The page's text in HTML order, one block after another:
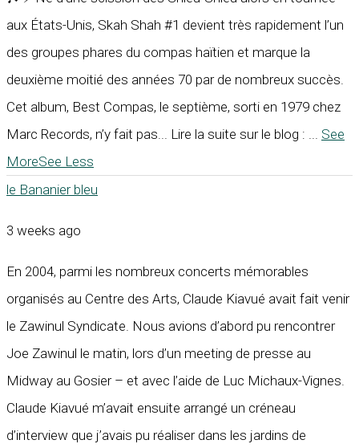
aux États-Unis, Skah Shah #1 devient très rapidement l’un
des groupes phares du compas haïtien et marque la
deuxième moitié des années 70 par de nombreux succès.
Cet album, Best Compas, le septième, sorti en 1979 chez
Marc Records, n’y fait pas... Lire la suite sur le blog : ... See
MoreSee Less
le Bananier bleu
3 weeks ago
En 2004, parmi les nombreux concerts mémorables
organisés au Centre des Arts, Claude Kiavué avait fait venir
le Zawinul Syndicate. Nous avions d’abord pu rencontrer
Joe Zawinul le matin, lors d’un meeting de presse au
Midway au Gosier – et avec l’aide de Luc Michaux-Vignes.
Claude Kiavué m’avait ensuite arrangé un créneau
d’interview que j’avais pu réaliser dans les jardins de